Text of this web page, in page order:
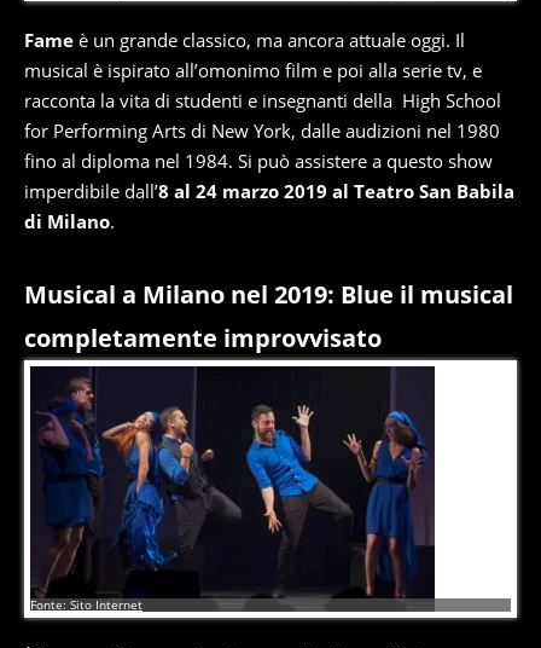
Fame è un grande classico, ma ancora attuale oggi. Il
musical è ispirato all’omonimo film e poi alla serie tv, e
racconta la vita di studenti e insegnanti della High School
for Performing Arts di New York, dalle audizioni nel 1980
fino al diploma nel 1984. Si può assistere a questo show
imperdibile dall’8 al 24 marzo 2019 al Teatro San Babila
di Milano.
Musical a Milano nel 2019: Blue il musical
completamente improvvisato
Fonte: Sito Internet